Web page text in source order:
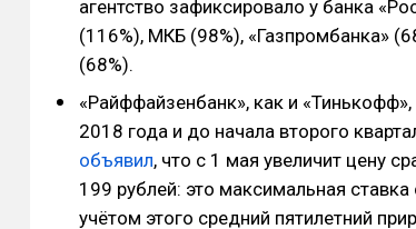
агентство зафиксировало у банка
(116%), МКБ (98%), «Газпромбанка»
(68%).
«Райффайзенбанк», как и
2018 года и до начала второго
объявил, что с 1 мая увеличит цену
199 рублей: это максимальная
учётом этого средний пятилетний